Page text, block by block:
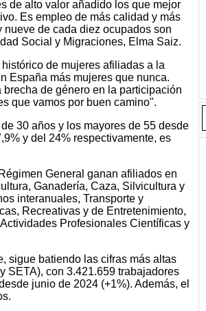
de alto valor añadido los que mejor
Es empleo de más calidad y más
de cada diez ocupados son
Social y Migraciones, Elma Saiz.
de mujeres afiliadas a la
España más mujeres que nunca.
de género en la participación
que vamos por buen camino".
30 años y los mayores de 55 desde
y del 24% respectivamente, es
General ganan afiliados en
Ganadería, Caza, Silvicultura y
interanuales, Transporte y
Recreativas y de Entretenimiento,
Profesionales Científicas y
sigue batiendo las cifras más altas
SETA), con 3.421.659 trabajadores
junio de 2024 (+1%). Además, el